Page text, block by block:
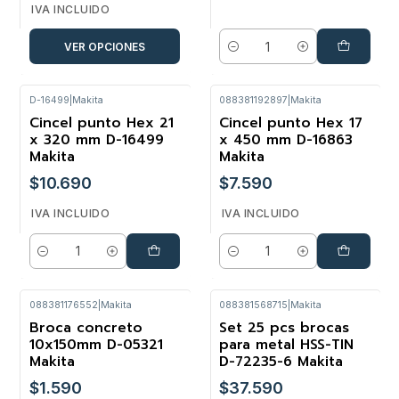
IVA INCLUIDO
VER OPCIONES
Cantidad
D-16499 Makita
Cincel punto Hex 21
x 320 mm D-16499
Makita
$10.690
IVA INCLUIDO
Cantidad
088381192897 Makita
Cincel punto Hex 17
x 450 mm D-16863
Makita
$7.590
IVA INCLUIDO
Cantidad
088381176552 Makita
Broca concreto
10x150mm D-05321
Makita
$1.590
088381568715 Makita
Set 25 pcs brocas
para metal HSS-TIN
D-72235-6 Makita
$37.590